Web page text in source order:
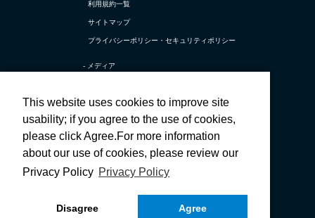
利用規約一覧
サイトマップ
プライバシーポリシー・ セキュリティポリシー
- メディア
テラスカイ公式 X
テラスカイ公式 採用X
テラスカイ公式 Facebook
テラスカイ公式 採用Facebook
テラスカイ公式 YouTube
This website uses cookies to improve site
usability; if you agree to the use of cookies,
please click Agree.For more information
about our use of cookies, please review our
Privacy Policy Privacy Policy
Disagree Agree